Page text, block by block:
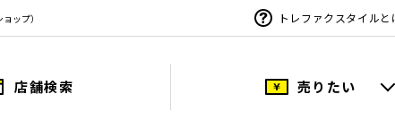
ップ） トレファクスタイルと
店舗検索 売りたい